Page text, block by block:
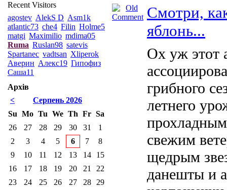
Смотри,
яблонь...
Ох уж этот
грибного
летнего
свежим
щедрым
данешты и
Recent Visitors
agostev AlekS D Asm1k
atlantic73 che4 Filin Holme5
matgi Maximilio mdima05
Ruma Ruslan98 satevis
Spartanec vadtsan Xliperok
Аверин Алекс19 Гипофиз
Саша11
Архів
<
Серпень 2026
Su Mo Tu We Th Fr Sa
26
27 28 29 30 31
1
2
3 4 5 6 7
8
9
10 11 12 13 14
15
16
17 18 19 20 21
22
23
24 25 26 27 28
29